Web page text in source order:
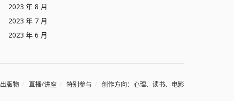
2023 年 8 月
2023 年 7 月
2023 年 6 月
出版物 直播/讲座 特别参与 创作方向：心理、读书、电影